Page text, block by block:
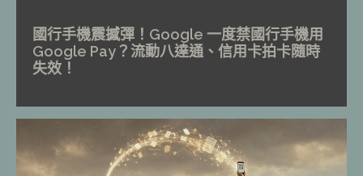
國行手機震撼彈！Google 一度禁國行手機用
Google Pay？流動八達通、信用卡拍卡隨時
失效！